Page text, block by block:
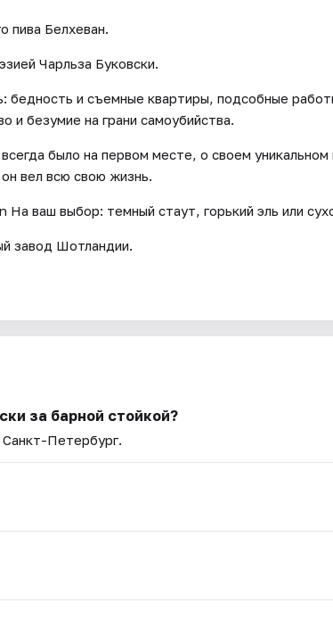
пива Белхеван.
Чарльза Буковски.
бедность и съемные квартиры, подсобные
и безумие на грани самоубийства.
было на первом месте, о своем уникальном
вел всю свою жизнь.
ваш выбор: темный стаут, горький эль или
завод Шотландии.
за барной стойкой?
Петербург.